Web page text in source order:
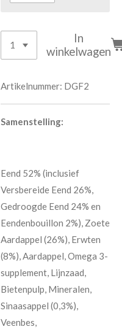
In
winkelwagen
Artikelnummer: DGF2
Samenstelling:
Eend 52% (inclusief
Versbereide Eend 26%,
Gedroogde Eend 24% en
Eendenbouillon 2%), Zoete
Aardappel (26%), Erwten
(8%), Aardappel, Omega 3-
supplement, Lijnzaad,
Bietenpulp, Mineralen,
Sinaasappel (0,3%),
Veenbes,